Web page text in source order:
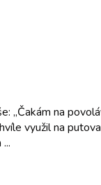
na
využil na